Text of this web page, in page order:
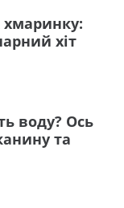
хмаринку:
хіт
воду? Ось
та